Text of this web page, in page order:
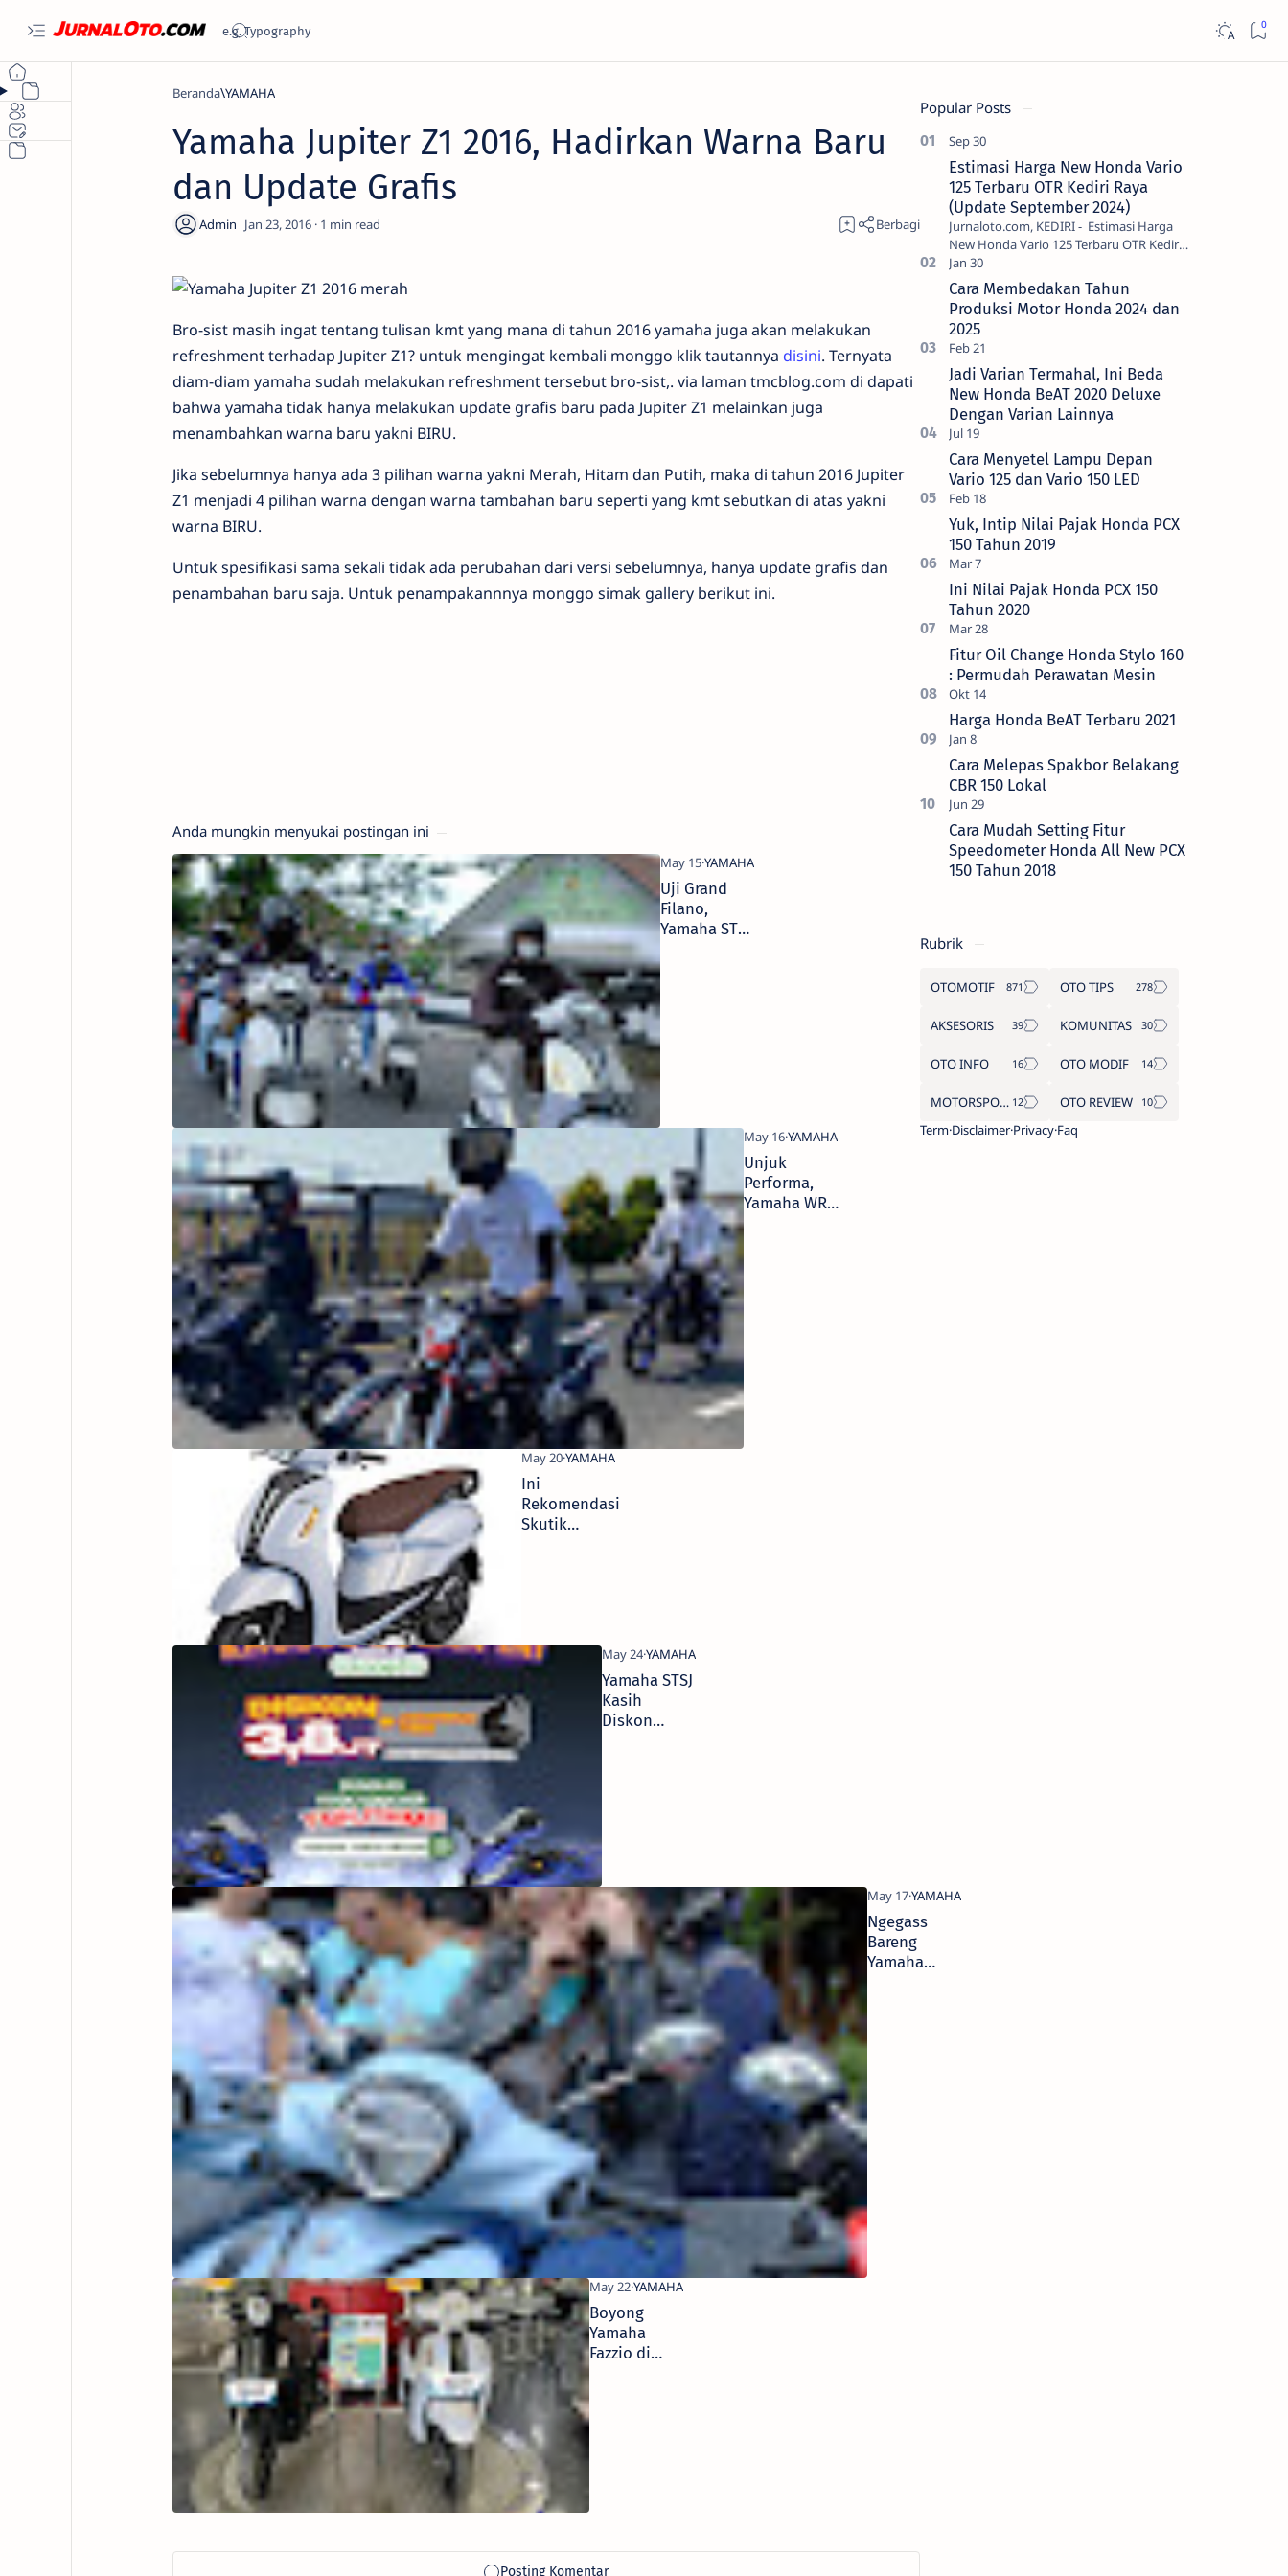
Beranda YAMAHA
Yamaha Jupiter Z1 2016, Hadirkan Warna Baru
dan Update Grafis
1
Bro-sist masih ingat tentang tulisan kmt yang mana di tahun 2016 yamaha juga akan melakukan
refreshment terhadap Jupiter Z1? untuk mengingat kembali monggo klik tautannya disini. Ternyata
diam-diam yamaha sudah melakukan refreshment tersebut bro-sist,. via laman tmcblog.com di dapati
bahwa yamaha tidak hanya melakukan update grafis baru pada Jupiter Z1 melainkan juga
menambahkan warna baru yakni BIRU.
Jika sebelumnya hanya ada 3 pilihan warna yakni Merah, Hitam dan Putih, maka di tahun 2016 Jupiter
Z1 menjadi 4 pilihan warna dengan warna tambahan baru seperti yang kmt sebutkan di atas yakni
warna BIRU.
Untuk spesifikasi sama sekali tidak ada perubahan dari versi sebelumnya, hanya update grafis dan
penambahan baru saja. Untuk penampakannnya monggo simak gallery berikut ini.
Anda mungkin menyukai postingan ini
Uji Grand
Filano,
Yamaha STSJ
Ikutan
Classy On
Vacation
Unjuk
Performa,
Yamaha WR
155R
International
Supermoto
Ride Day
Ini
Rekomendasi
Skutik
Yamaha STSJ
Kasih
Diskon
Ngegass
Bareng
Yamaha
Dengan
Hybrid-
Connected
Boyong
Yamaha
Fazzio di
Bulan Mei,
Hemat
Jutaan
Popular Posts
Estimasi Harga New Honda Vario
125 Terbaru OTR Kediri Raya
(Update September 2024)
Jurnaloto.com, KEDIRI - Estimasi Harga
New Honda Vario 125 Terbaru OTR Kediri
Raya (Update September 2024) Brosis
sekalian, PT Astra Honda Motor (AH…
Cara Membedakan Tahun
Produksi Motor Honda 2024 dan
2025
Jadi Varian Termahal, Ini Beda
New Honda BeAT 2020 Deluxe
Dengan Varian Lainnya
Cara Menyetel Lampu Depan
Vario 125 dan Vario 150 LED
Yuk, Intip Nilai Pajak Honda PCX
150 Tahun 2019
Ini Nilai Pajak Honda PCX 150
Tahun 2020
Fitur Oil Change Honda Stylo 160
: Permudah Perawatan Mesin
Harga Honda BeAT Terbaru 2021
Cara Melepas Spakbor Belakang
CBR 150 Lokal
Cara Mudah Setting Fitur
Speedometer Honda All New PCX
150 Tahun 2018
Rubrik
OTOMOTIF OTO TIPS
AKSESORIS KOMUNITAS
OTO INFO OTO MODIF
MOTORSPORT
OTO REVIEW
TermDisclaimerPrivacyFaq